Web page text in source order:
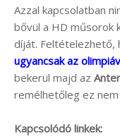
Azzal kapcsolatban
bővül a HD műsorok
díját. Feltételezhető,
ugyancsak az
bekerül majd az
remélhetőleg ez
Kapcsolódó linkek: